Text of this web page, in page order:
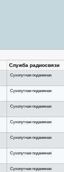
Служба радиосвязи
Сухопутная подвижная
Сухопутная подвижная
Сухопутная подвижная
Сухопутная подвижная
Сухопутная подвижная
Сухопутная подвижная
Сухопутная подвижная